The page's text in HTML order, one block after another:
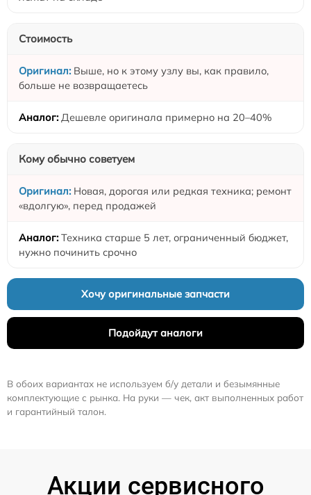
Стоимость
Выше, но к этому узлу вы, как правило,
больше не возвращаетесь
Дешевле оригинала примерно на 20–40%
Кому обычно советуем
Новая, дорогая или редкая техника; ремонт
«вдолгую», перед продажей
Техника старше 5 лет, ограниченный бюджет,
нужно починить срочно
Хочу оригинальные запчасти
Подойдут аналоги
В обоих вариантах не используем б/у детали и безымянные
комплектующие с рынка. На руки — чек, акт выполненных работ
и гарантийный талон.
Акции сервисного